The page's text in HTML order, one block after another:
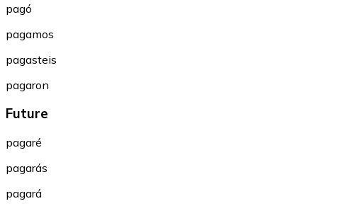
pagó
pagamos
pagasteis
pagaron
Future
pagaré
pagarás
pagará